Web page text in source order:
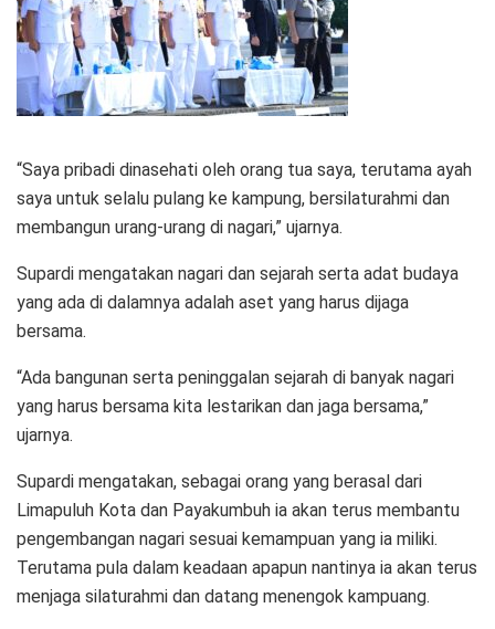
“Saya pribadi dinasehati oleh orang tua saya, terutama ayah
saya untuk selalu pulang ke kampung, bersilaturahmi dan
membangun urang-urang di nagari,” ujarnya.
Supardi mengatakan nagari dan sejarah serta adat budaya
yang ada di dalamnya adalah aset yang harus dijaga
bersama.
“Ada bangunan serta peninggalan sejarah di banyak nagari
yang harus bersama kita lestarikan dan jaga bersama,”
ujarnya.
Supardi mengatakan, sebagai orang yang berasal dari
Limapuluh Kota dan Payakumbuh ia akan terus membantu
pengembangan nagari sesuai kemampuan yang ia miliki.
Terutama pula dalam keadaan apapun nantinya ia akan terus
menjaga silaturahmi dan datang menengok kampuang.